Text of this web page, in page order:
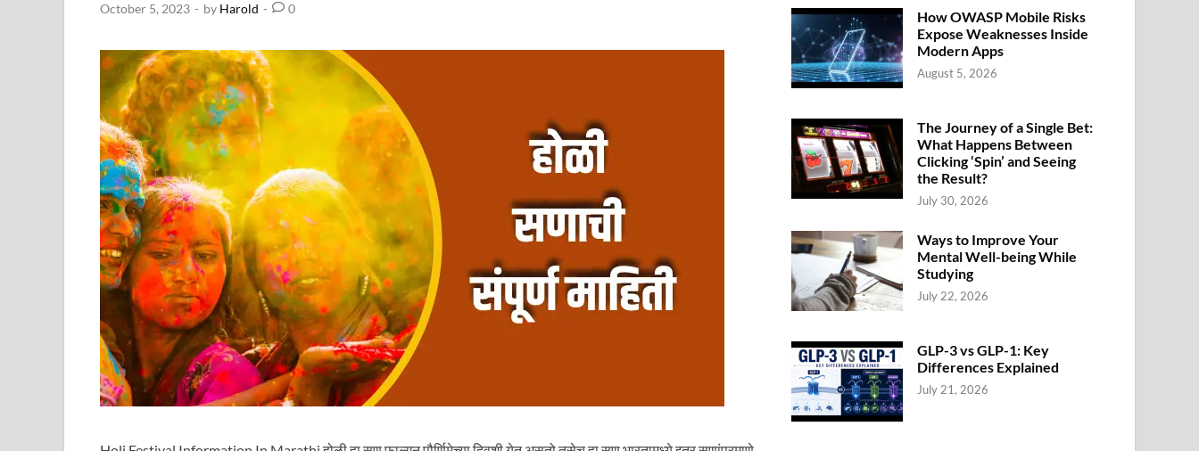
October 5, 2023 - by Harold - 0
How OWASP Mobile Risks
Expose Weaknesses Inside
Modern Apps
August 5, 2026
The Journey of a Single Bet:
What Happens Between
Clicking ‘Spin’ and Seeing
the Result?
July 30, 2026
Ways to Improve Your
Mental Well-being While
Studying
July 22, 2026
GLP-3 vs GLP-1: Key
Differences Explained
July 21, 2026